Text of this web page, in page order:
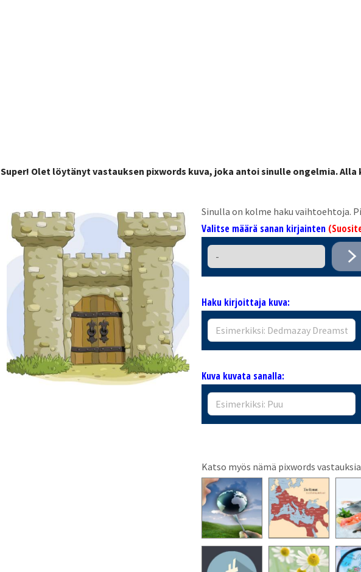
Super! Olet löytänyt vastauksen pixwords kuva, joka antoi sinulle ongelmia. Alla
Sinulla on kolme haku vaihtoehtoja.
Valitse määrä sanan kirjainten
Haku kirjoittaja kuva:
Kuva kuvata sanalla:
Katso myös nämä pixwords